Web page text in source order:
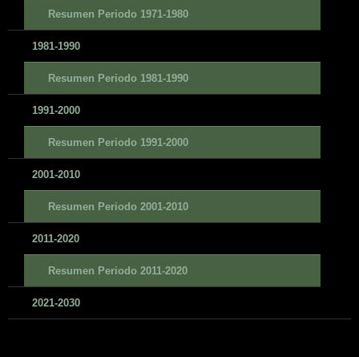
Resumen Periodo 1971-1980
1981-1990
Resumen Periodo 1981-1990
1991-2000
Resumen Periodo 1991-2000
2001-2010
Resumen Periodo 2001-2010
2011-2020
Resumen Periodo 2011-2020
2021-2030